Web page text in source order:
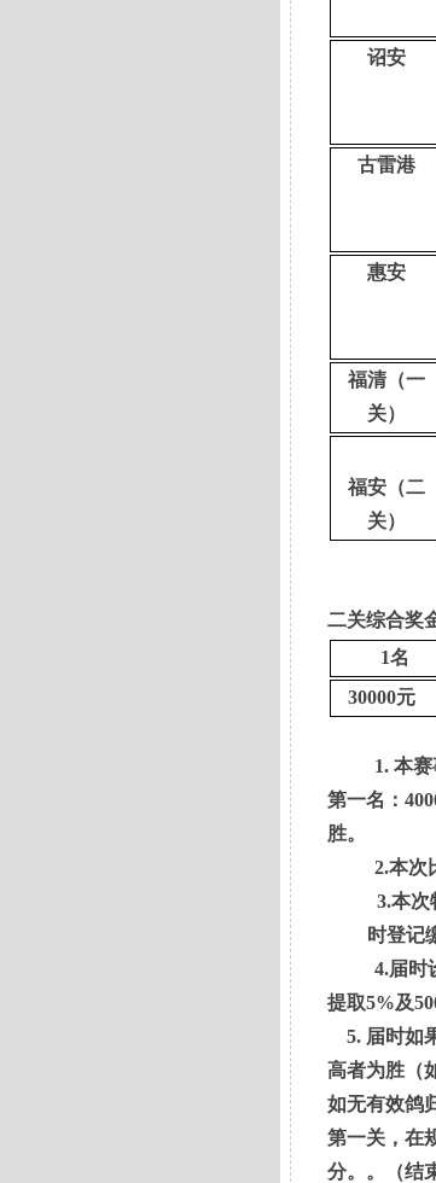
诏安
古雷港
惠安
福清（一
关）
福安（二
关）
二关综合奖
1名
30000元
1. 本
第一名：
胜。
2.本次
3.本次
时登记
4.届时
提取5%及
5. 届时如
高者为胜（
如无有效鸽
第一关，在
分。。（结